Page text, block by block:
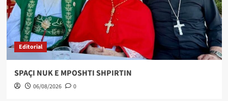
Editorial
SPAÇI NUK E MPOSHTI SHPIRTIN
06/08/2026 0